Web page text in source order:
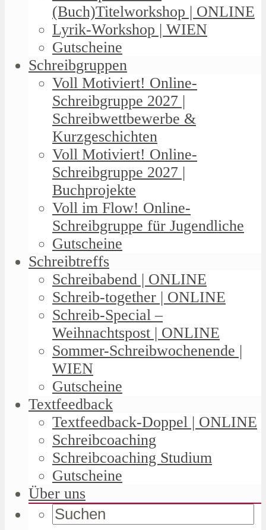
(Buch)Titelworkshop | ONLINE
Lyrik-Workshop | WIEN
Gutscheine
Schreibgruppen
Voll Motiviert! Online-
Schreibgruppe 2027 |
Schreibwettbewerbe &
Kurzgeschichten
Voll Motiviert! Online-
Schreibgruppe 2027 |
Buchprojekte
Voll im Flow! Online-
Schreibgruppe für Jugendliche
Gutscheine
Schreibtreffs
Schreibabend | ONLINE
Schreib-together | ONLINE
Schreib-Special –
Weihnachtspost | ONLINE
Sommer-Schreibwochenende |
WIEN
Gutscheine
Textfeedback
Textfeedback-Doppel | ONLINE
Schreibcoaching
Schreibcoaching Studium
Gutscheine
Über uns